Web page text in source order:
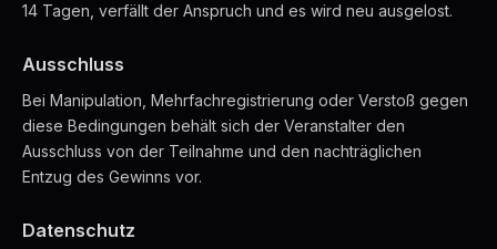
14 Tagen, verfällt der Anspruch und es wird neu ausgelost.
Ausschluss
Bei Manipulation, Mehrfachregistrierung oder Verstoß gegen
diese Bedingungen behält sich der Veranstalter den
Ausschluss von der Teilnahme und den nachträglichen
Entzug des Gewinns vor.
Datenschutz